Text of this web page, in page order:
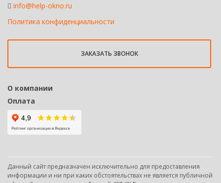
info@help-okno.ru
Политика конфиденциальности
ЗАКАЗАТЬ ЗВОНОК
О компании
Оплата
Данный сайт предназначен исключительно для предоставления
информации и ни при каких обстоятельствах не является публичной